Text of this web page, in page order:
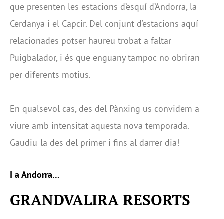
que presenten les estacions d’esquí d’Andorra, la
Cerdanya i el Capcir. Del conjunt d’estacions aquí
relacionades potser haureu trobat a faltar
Puigbalador, i és que enguany tampoc no obriran
per diferents motius.
En qualsevol cas, des del Pànxing us convidem a
viure amb intensitat aquesta nova temporada.
Gaudiu-la des del primer i fins al darrer dia!
I a Andorra…
GRANDVALIRA RESORTS